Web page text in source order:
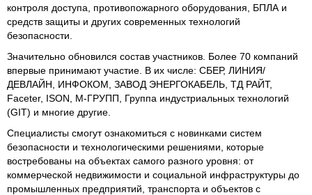
контроля доступа, противопожарного оборудования, БПЛА и
средств защиты и других современных технологий
безопасности.
Значительно обновился состав участников. Более 70 компаний
впервые принимают участие. В их числе: СБЕР, ЛИНИЯ/
ДЕВЛАЙН, ИНФОКОМ, ЗАВОД ЭНЕРГОКАБЕЛЬ, ТД РАЙТ,
Faceter, ISON, М-ГРУПП, Группа индустриальных технологий
(GIT) и многие другие.
Специалисты смогут ознакомиться с новинками систем
безопасности и технологическими решениями, которые
востребованы на объектах самого разного уровня: от
коммерческой недвижимости и социальной инфраструктуры до
промышленных предприятий, транспорта и объектов с